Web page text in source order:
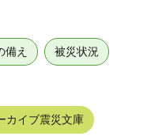
備え 被災状況
カイブ震災文庫